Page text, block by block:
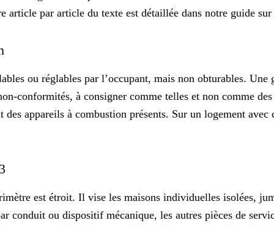
article par article du texte est détaillée dans notre guide sur
ou réglables par l’occupant, mais non obturables.
conformités, à consigner comme telles et non comme
des appareils à combustion présents. Sur un logement
est étroit. Il vise les maisons individuelles isolées,
conduit ou dispositif mécanique, les autres pièces de